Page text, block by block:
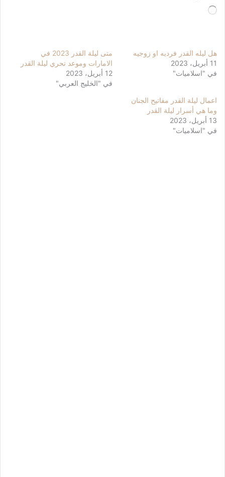
جاري
هل ليله القدر فرديه او زوجيه
11 أبريل، 2023
في "اسلاميات"
متى ليلة القدر 2023 في
الامارات وموعد تحري ليلة القدر
12 أبريل، 2023
في "الخليج العربي"
اعمال ليلة القدر مفاتيح الجنان
وما هي أسرار ليلة القدر
13 أبريل، 2023
في "اسلاميات"